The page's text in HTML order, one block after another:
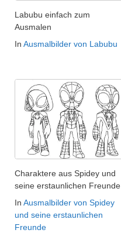
Labubu einfach zum
Ausmalen
In Ausmalbilder von Labubu
Charaktere aus Spidey und
seine erstaunlichen Freunde
In Ausmalbilder von Spidey
und seine erstaunlichen
Freunde